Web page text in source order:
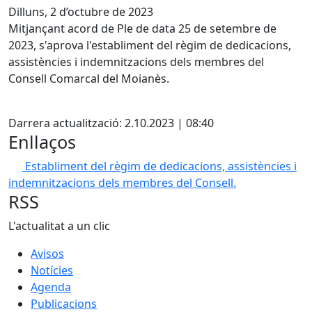
Dilluns, 2 d’octubre de 2023
Mitjançant acord de Ple de data 25 de setembre de
2023, s'aprova l'establiment del règim de dedicacions,
assistències i indemnitzacions dels membres del
Consell Comarcal del Moianès.
Darrera actualització: 2.10.2023 | 08:40
Enllaços
Establiment del règim de dedicacions, assistències i
indemnitzacions dels membres del Consell.
RSS
L'actualitat a un clic
Avisos
Notícies
Agenda
Publicacions